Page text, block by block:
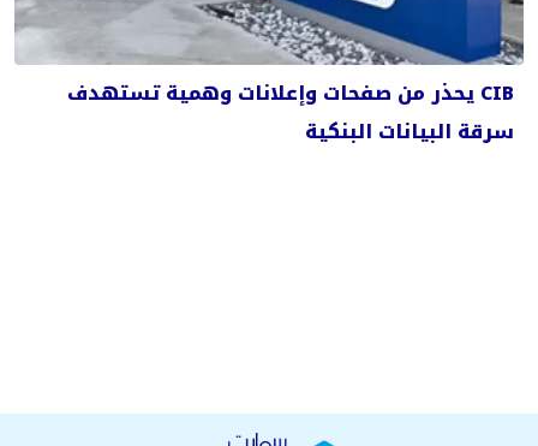
CIB يحذر من صفحات وإعلانات وهمية تستهدف
سرقة البيانات البنكية